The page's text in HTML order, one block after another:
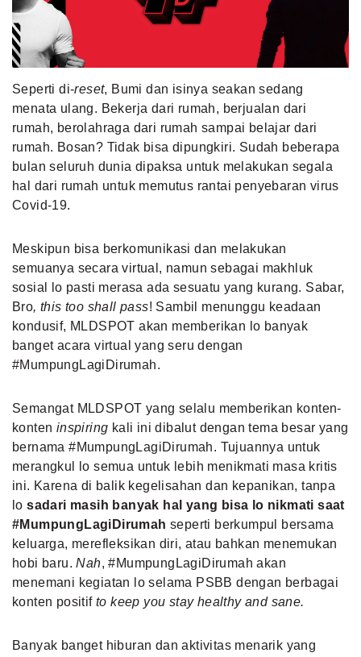
MLDPOINTS
Seperti di-reset, Bumi dan isinya seakan sedang
menata ulang. Bekerja dari rumah, berjualan dari
rumah, berolahraga dari rumah sampai belajar dari
rumah. Bosan? Tidak bisa dipungkiri. Sudah beberapa
bulan seluruh dunia dipaksa untuk melakukan segala
hal dari rumah untuk memutus rantai penyebaran virus
Covid-19.
Meskipun bisa berkomunikasi dan melakukan
semuanya secara virtual, namun sebagai makhluk
sosial lo pasti merasa ada sesuatu yang kurang. Sabar,
Bro, this too shall pass! Sambil menunggu keadaan
kondusif, MLDSPOT akan memberikan lo banyak
banget acara virtual yang seru dengan
#MumpungLagiDirumah.
Semangat MLDSPOT yang selalu memberikan konten-
konten inspiring kali ini dibalut dengan tema besar yang
bernama #MumpungLagiDirumah. Tujuannya untuk
merangkul lo semua untuk lebih menikmati masa kritis
ini. Karena di balik kegelisahan dan kepanikan, tanpa
losadari masih banyak hal yang bisa lo nikmati saat
#MumpungLagiDirumah seperti berkumpul bersama
keluarga, merefleksikan diri, atau bahkan menemukan
hobi baru.Nah, #MumpungLagiDirumah akan
menemani kegiatan lo selama PSBB dengan berbagai
konten positifto keep you stay healthy and sane.
Banyak banget hiburan dan aktivitas menarik yang